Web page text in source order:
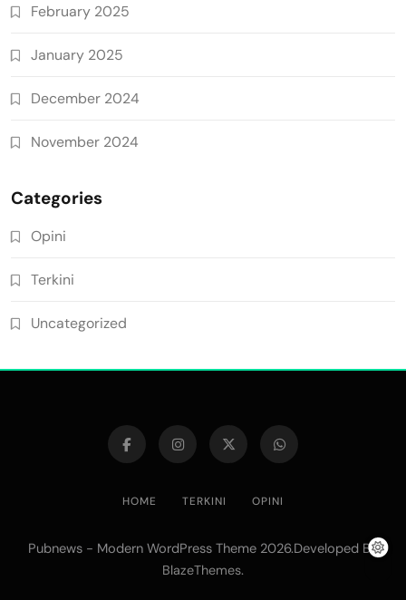
February 2025
January 2025
December 2024
November 2024
Categories
Opini
Terkini
Uncategorized
HOME TERKINI OPINI
Pubnews - Modern WordPress Theme 2026.Developed By
BlazeThemes.